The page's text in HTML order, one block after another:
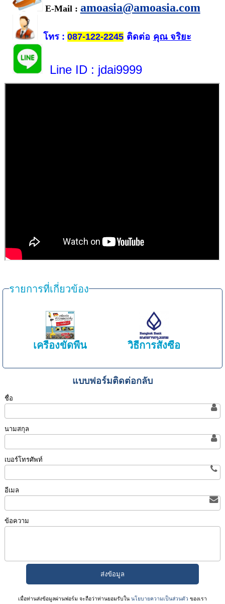
E-Mail : amoasia@amoasia.com
โทร: 087-122-2245ติดต่อ คุณ จริยะ
Line ID : jdai9999
รายการที่เกี่ยวข้อง
เครื่องขัดพื้น วิธีการสั่งซื้อ
แบบฟอร์มติดต่อกลับ
ชื่อ
นามสกุล
เบอร์โทรศัพท์
อีเมล
ข้อความ
เมื่อท่านส่งข้อมูลผ่านฟอร์ม จะถือว่าท่านยอมรับในนโยบายความเป็นส่วนตัว ของเรา